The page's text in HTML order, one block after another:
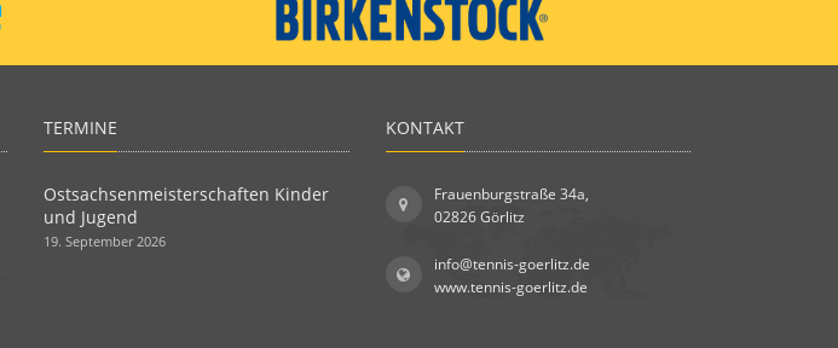
TERMINE
Ostsachsenmeisterschaften Kinder
und Jugend
19. September 2026
KONTAKT
Frauenburgstraße 34a,
02826 Görlitz
info@tennis-goerlitz.de
www.tennis-goerlitz.de